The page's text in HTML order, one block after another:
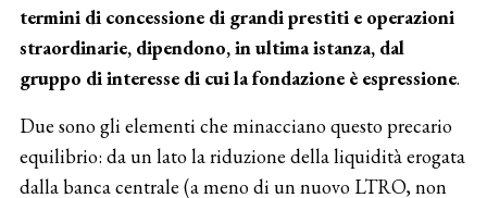
termini di concessione di grandi prestiti e operazioni
straordinarie, dipendono, in ultima istanza, dal
gruppo di interesse di cui la fondazione è espressione.
Due sono gli elementi che minacciano questo precario
equilibrio: da un lato la riduzione della liquidità erogata
dalla banca centrale (a meno di un nuovo LTRO, non